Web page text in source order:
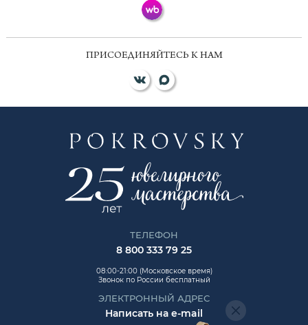
ПРИСОЕДИНЯЙТЕСЬ К НАМ
ТЕЛЕФОН
8 800 333 79 25
08:00-21:00 (Московское время)
Звонок по России бесплатный
ЭЛЕКТРОННЫЙ АДРЕС
Написать на e-mail